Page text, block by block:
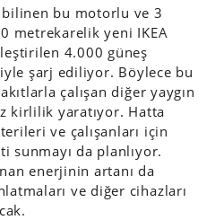
bu motorlu ve 3
metrekarelik yeni IKEA
4.000 güneş
şarj ediliyor. Böylece bu
çalışan diğer yaygın
kirlilik yaratıyor. Hatta
ve çalışanları için
sunmayı da planlıyor.
enerjinin artanı da
ve diğer cihazları